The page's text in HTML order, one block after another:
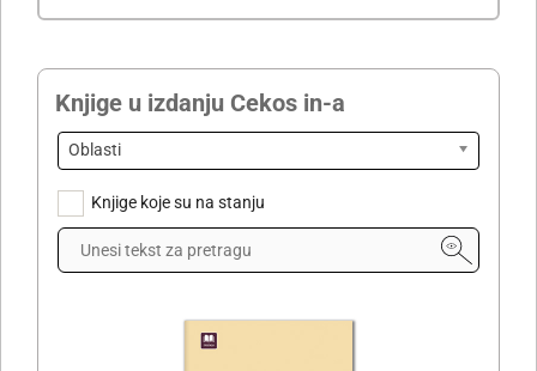
Knjige u izdanju Cekos in-a
Oblasti
Knjige koje su na stanju